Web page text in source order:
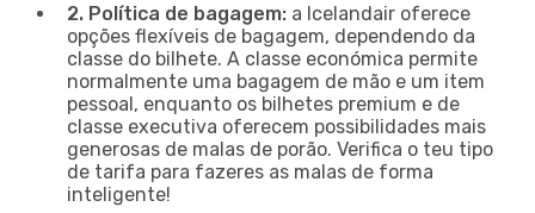
2. Política de bagagem: a Icelandair oferece
opções flexíveis de bagagem, dependendo da
classe do bilhete. A classe económica permite
normalmente uma bagagem de mão e um item
pessoal, enquanto os bilhetes premium e de
classe executiva oferecem possibilidades mais
generosas de malas de porão. Verifica o teu tipo
de tarifa para fazeres as malas de forma
inteligente!